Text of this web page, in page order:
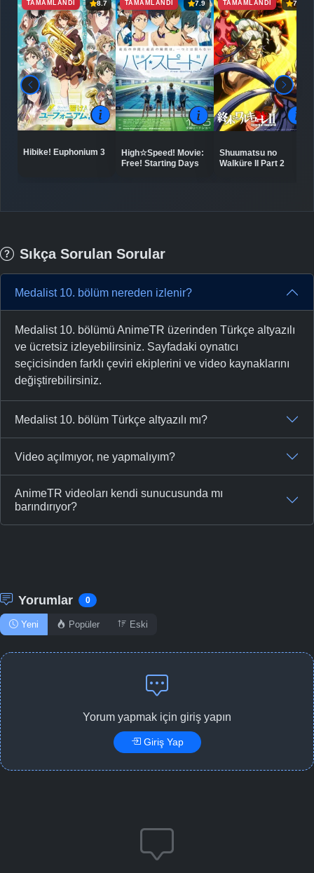
TAMAMLANDI 8.7
Hibike! Euphonium 3
TAMAMLANDI 7.9
High☆Speed! Movie:
Free! Starting Days
TAMAMLANDI 7.6
Shuumatsu no
Walküre II Part 2
Sıkça Sorulan Sorular
Medalist 10. bölüm nereden izlenir?
Medalist 10. bölümü AnimeTR üzerinden Türkçe altyazılı
ve ücretsiz izleyebilirsiniz. Sayfadaki oynatıcı
seçicisinden farklı çeviri ekiplerini ve video kaynaklarını
değiştirebilirsiniz.
Medalist 10. bölüm Türkçe altyazılı mı?
Video açılmıyor, ne yapmalıyım?
AnimeTR videoları kendi sunucusunda mı
barındırıyor?
Yorumlar 0
Yeni Popüler Eski
Yorum yapmak için giriş yapın
Giriş Yap